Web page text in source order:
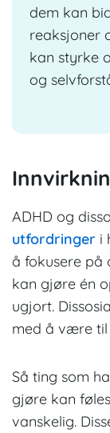
dem kan
reaksjoner
kan styrke
og
ADHD og
utfordringer i
å fokusere på
kan gjøre én
ugjort.
med å være til
Så ting som
gjøre kan
vanskelig.